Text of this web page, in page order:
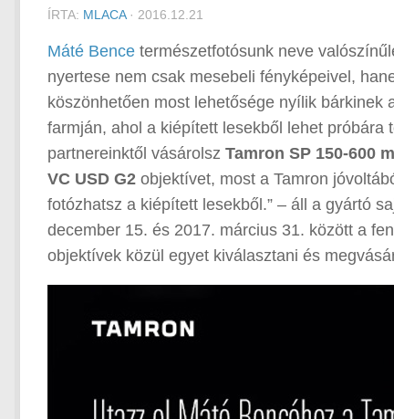
ÍRTA: MLACA· 2016.12.21
Máté Bence természetfotósunk neve
nyertese nem csak mesebeli fényképeivel,
köszönhetően most lehetősége nyílik
farmján, ahol a kiépített lesekből lehet próbára
partnereinktől vásárolsz Tamron SP 150-600
VC USD G2 objektívet, most a Tamron
fotózhatsz a kiépített lesekből.” – áll a gyártó
december 15. és 2017. március 31. között a
objektívek közül egyet kiválasztani és